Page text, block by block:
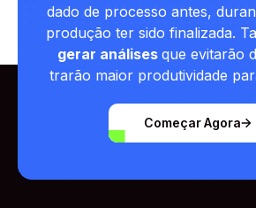
dado de processo antes,
produção ter sido finalizada.
gerar análises que evitarão
trarão maior produtividade
Começar Agora